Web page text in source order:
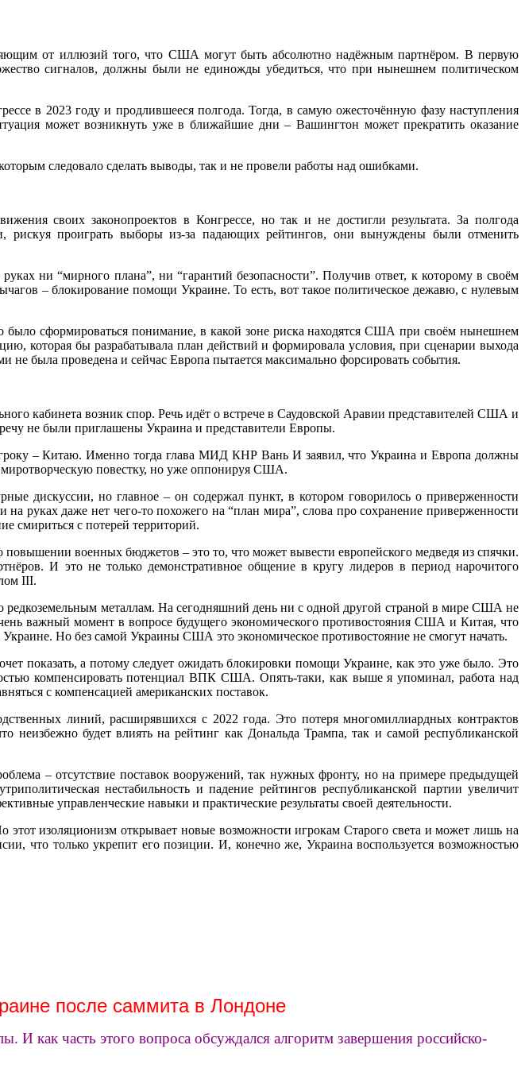
от иллюзий того, что США могут быть абсолютно надёжным партнёром. В первую
сигналов, должны были не единожды убедиться, что при нынешнем политическом
в 2023 году и продлившееся полгода. Тогда, в самую ожесточённую фазу наступления
может возникнуть уже в ближайшие дни – Вашингтон может прекратить оказание
следовало сделать выводы, так и не провели работы над ошибками.
своих законопроектов в Конгрессе, но так и не достигли результата. За полгода
рискуя проиграть выборы из-за падающих рейтингов, они вынуждены были отменить
ни “мирного плана”, ни “гарантий безопасности”. Получив ответ, к которому в своём
– блокирование помощи Украине. То есть, вот такое политическое дежавю, с нулевым
сформироваться понимание, в какой зоне риска находятся США при своём нынешнем
которая бы разрабатывала план действий и формировала условия, при сценарии выхода
была проведена и сейчас Европа пытается максимально форсировать события.
кабинета возник спор. Речь идёт о встрече в Саудовской Аравии представителей США и
не были приглашены Украина и представители Европы.
– Китаю. Именно тогда глава МИД КНР Вань И заявил, что Украина и Европа должны
миротворческую повестку, но уже оппонируя США.
дискуссии, но главное – он содержал пункт, в котором говорилось о приверженности
руках даже нет чего-то похожего на “план мира”, слова про сохранение приверженности
смириться с потерей территорий.
военных бюджетов – это то, что может вывести европейского медведя из спячки.
И это не только демонстративное общение в кругу лидеров в период нарочитого
III.
металлам. На сегодняшний день ни с одной другой страной в мире США не
важный момент в вопросе будущего экономического противостояния США и Китая, что
Но без самой Украины США это экономическое противостояние не смогут начать.
показать, а потому следует ожидать блокировки помощи Украине, как это уже было. Это
компенсировать потенциал ВПК США. Опять-таки, как выше я упоминал, работа над
с компенсацией американских поставок.
линий, расширявшихся с 2022 года. Это потеря многомиллиардных контрактов
будет влиять на рейтинг как Дональда Трампа, так и самой республиканской
– отсутствие поставок вооружений, так нужных фронту, но на примере предыдущей
нестабильность и падение рейтингов республиканской партии увеличит
управленческие навыки и практические результаты своей деятельности.
изоляционизм открывает новые возможности игрокам Старого света и может лишь на
что только укрепит его позиции. И, конечно же, Украина воспользуется возможностью
после саммита в Лондоне
И как часть этого вопроса обсуждался алгоритм завершения российско-